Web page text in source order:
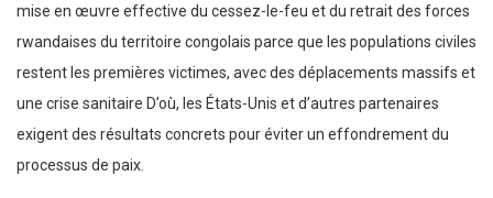
mise en œuvre effective du cessez-le-feu et du retrait des forces
rwandaises du territoire congolais parce que les populations civiles
restent les premières victimes, avec des déplacements massifs et
une crise sanitaire D’où, les États-Unis et d’autres partenaires
exigent des résultats concrets pour éviter un effondrement du
processus de paix.